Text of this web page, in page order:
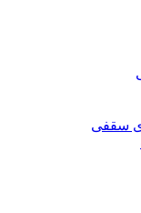
سقفی